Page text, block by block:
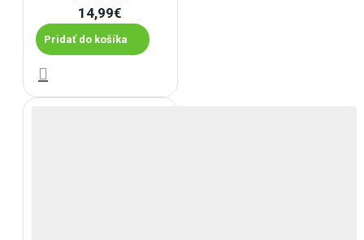
14,99€
Pridať do košíka